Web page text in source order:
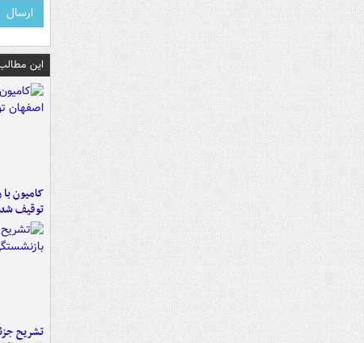
این
توقیف شد
تشریح